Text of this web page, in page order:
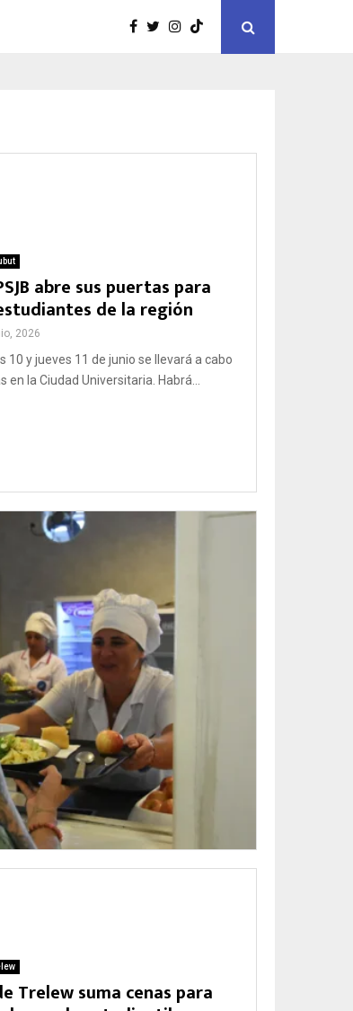
abre sus puertas para
de la región
2026
y jueves 11 de junio se llevará a cabo
la Ciudad Universitaria. Habrá...
Trelew suma cenas para